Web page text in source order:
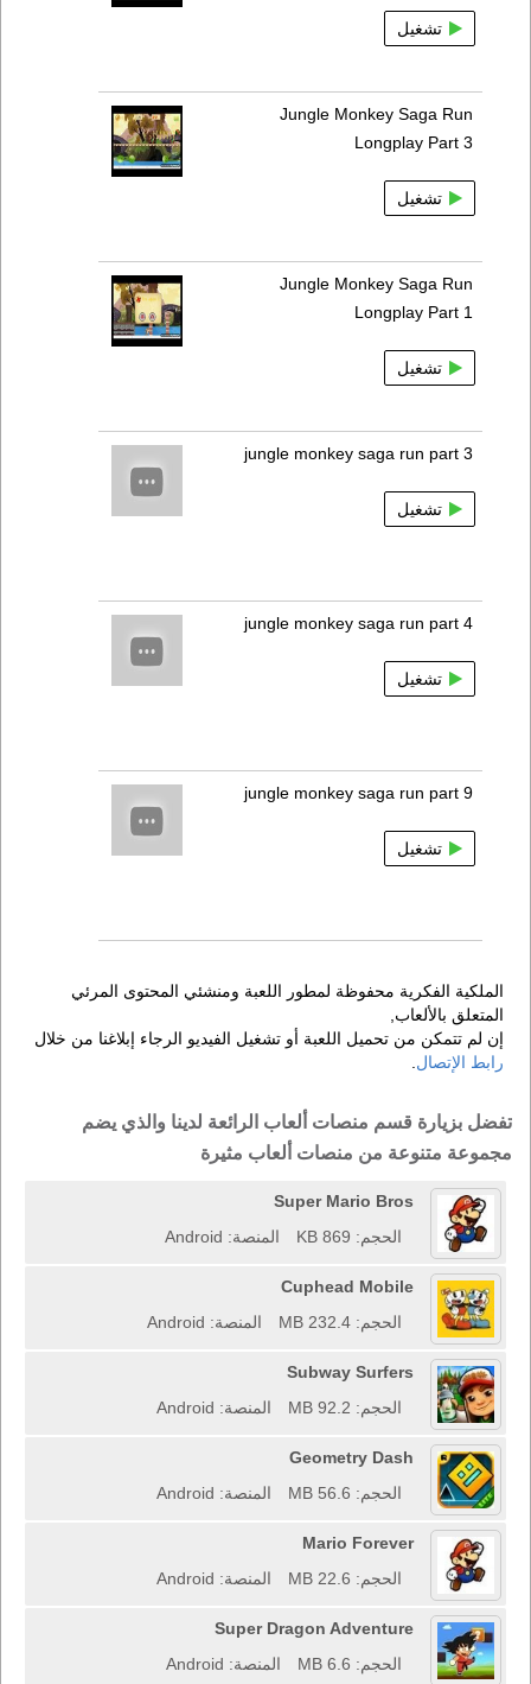
تشغيل
Jungle Monkey Saga Run
Longplay Part 3
تشغيل
Jungle Monkey Saga Run
Longplay Part 1
تشغيل
jungle monkey saga run part 3
تشغيل
jungle monkey saga run part 4
تشغيل
jungle monkey saga run part 9
تشغيل
الملكية الفكرية محفوظة لمطور اللعبة ومنشئي المحتوى المرئي
المتعلق بالألعاب,
إن لم تتمكن من تحميل اللعبة أو تشغيل الفيديو الرجاء إبلاغنا من خلال
رابط الإتصال.
تفضل بزيارة قسم منصات ألعاب الرائعة لدينا والذي يضم
مجموعة متنوعة من منصات ألعاب مثيرة
Super Mario Bros
الحجم: 869 KB
المنصة: Android
Cuphead Mobile
الحجم: 232.4 MB
المنصة: Android
Subway Surfers
الحجم: 92.2 MB
المنصة: Android
Geometry Dash
الحجم: 56.6 MB
المنصة: Android
Mario Forever
الحجم: 22.6 MB
المنصة: Android
Super Dragon Adventure
الحجم: 6.6 MB
المنصة: Android